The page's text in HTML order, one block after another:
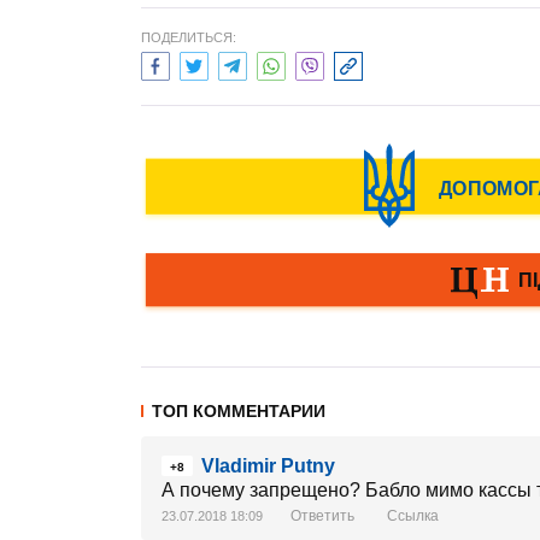
ПОДЕЛИТЬСЯ:
ТОП КОММЕНТАРИИ
+8
Vladimir Putny
А почему запрещено? Бабло мимо кассы
23.07.2018 18:09 Ответить Ссылка